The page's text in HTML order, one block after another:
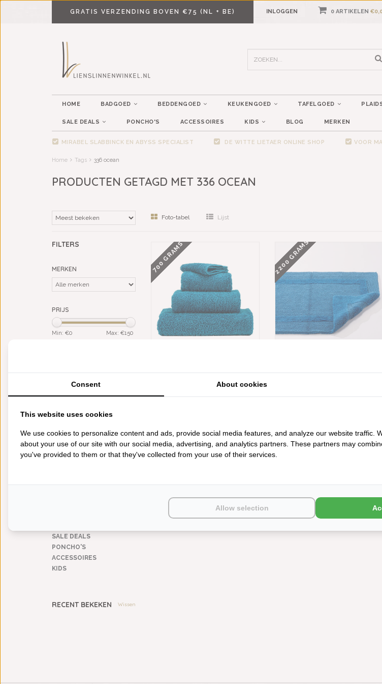
GRATIS VERZENDING BOVEN €75 (NL + BE) INLOGGEN 0 ARTIKELEN
HOME BADGOED BEDDENGOED KEUKENGOED TAFELGOED
SALE DEALS PONCHO'S ACCESSOIRES KIDS BLOG MERKEN
MIRABEL SLABBINCK EN ABYSS SPECIALIST DE WITTE LIETAER ONLINE SHOP VOOR
Home Tags 336 ocean
PRODUCTEN GETAGD MET 336 OCEAN
Foto-tabel Lijst
FILTERS
MERKEN
PRIJS
Min: €0 Max: €150
MATERIAAL
Giza Egypt. katoen (ELS)(1)
CATEGORIEËN
BADGOED
TAFELGOED
SALE DEALS
PONCHO'S
ACCESSOIRES
KIDS
RECENT BEKEKEN Wissen
700 GRAMS 2200 GRAMS
Consent About cookies
This website uses cookies
We use cookies to personalize content and ads, provide social media features, and analyze our website traffic.
about your use of our site with our social media, advertising, and analytics partners. These partners may
you've provided to them or that they've collected from your use of their services.
Allow selection